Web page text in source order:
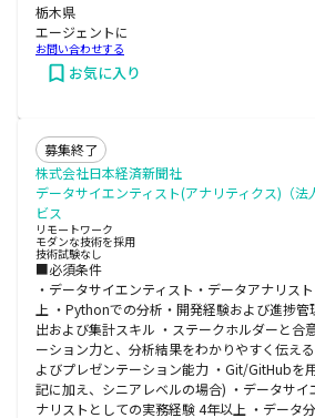
栃木県
エージェントに
お問い合わせする
お気に入り
募集終了
株式会社日本経済新聞社
データサイエンティスト(アナリティクス)（
ビス
リモートワーク
モダンな技術を採用
技術試験なし
■必須条件
・データサイエンティスト・データアナリス
上 ・Pythonでの分析・開発経験および進捗管
出および集計スキル ・ステークホルダーと合
ーション力と、分析結果をわかりやすく伝え
よびプレゼンテーション能力 ・Git/GitHubを
記に加え、シニアレベルの場合) ・データサイ
ナリストとしての実務経験 4年以上 ・データ